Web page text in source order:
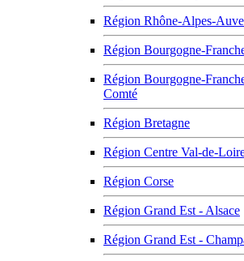
Région Rhône-Alpes-
Région Bourgogne-
Région Bourgogne-
Comté
Région Bretagne
Région Centre Val-de-
Région Corse
Région Grand Est - Alsace
Région Grand Est -